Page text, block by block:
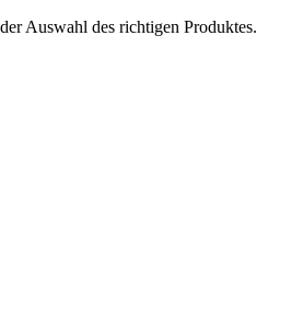
Auswahl des richtigen Produktes.